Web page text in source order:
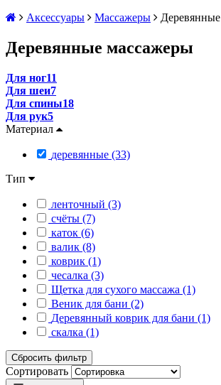
Аксессуары
Массажеры Деревянные
Деревянные массажеры
Для ног11
Для шеи7
Для спины18
Для рук5
Материал
деревянные (33)
Тип
ленточный (3)
счёты (7)
каток (6)
валик (8)
коврик (1)
чесалка (3)
Щетка для сухого массажа (1)
Веник для бани (2)
Деревянный коврик для бани (1)
скалка (1)
Сбросить фильтр
Сортировать